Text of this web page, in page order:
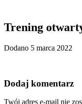
Trening
Dodano 5 marca 2022
Dodaj komentarz
Twój adres e-mail nie